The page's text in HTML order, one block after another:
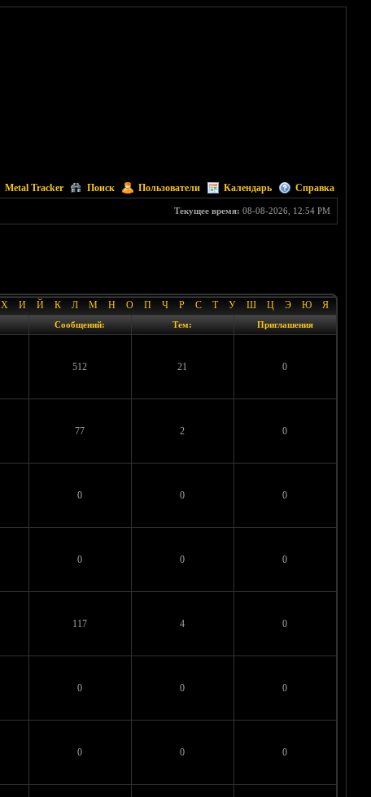
Metal Tracker Поиск Пользователи Календарь Справка
Текущее время: 08-08-2026, 12:54 PM
Х И Й К Л М Н О П Ч Р С Т У Ш Ц Э Ю Я
Сообщений: Тем: Приглашения
512 21 0
77 2 0
0 0 0
0 0 0
117 4 0
0 0 0
0 0 0